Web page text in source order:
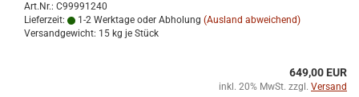
Art.Nr.: C99991240
Lieferzeit:
1-2 Werktage oder Abholung (Ausland abweichend)
Versandgewicht: 15 kg je Stück
649,00 EUR
inkl. 20% MwSt. zzgl. Versand